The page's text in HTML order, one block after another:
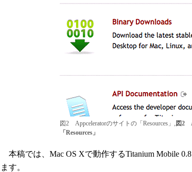
図2 Appceleratorのサイトの「Resources」, 図2
「Resources」
本稿では、Mac OS Xで動作するTitanium Mobile
ます。